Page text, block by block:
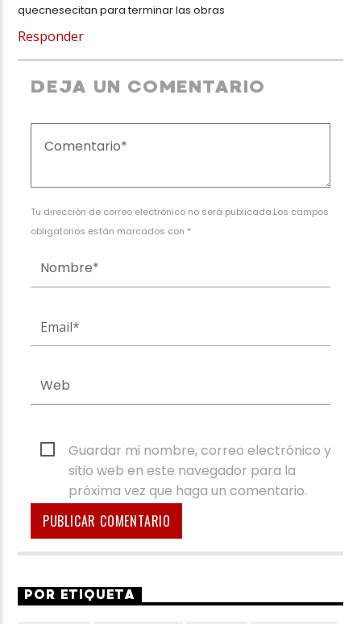
quecnesecitan para terminar las obras
Responder
DEJA UN COMENTARIO
Tu dirección de correo electrónico no será publicada.Los campos
obligatorios están marcados con *
Guardar mi nombre, correo electrónico y
sitio web en este navegador para la
próxima vez que haga un comentario.
POR ETIQUETA